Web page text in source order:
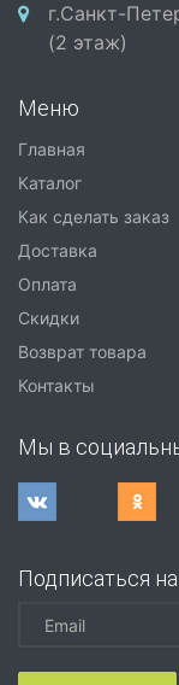
г.Санкт-
(2 этаж)
Меню
Главная
Каталог
Как сделать заказ
Доставка
Оплата
Скидки
Возврат товара
Контакты
Мы в
Подписаться